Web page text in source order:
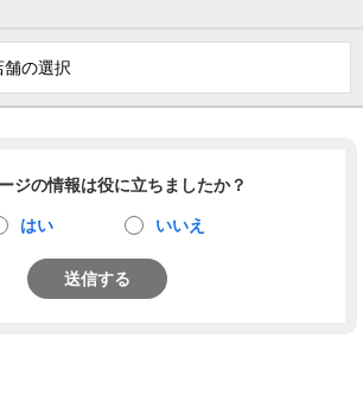
舗の選択
ジの情報は役に立ちましたか？
はい いいえ
送信する